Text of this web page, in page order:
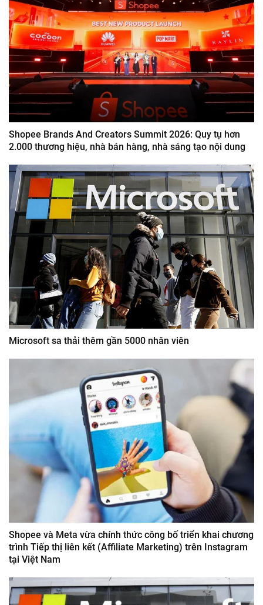
Shopee Brands And Creators Summit 2026: Quy tụ hơn
2.000 thương hiệu, nhà bán hàng, nhà sáng tạo nội dung
Microsoft sa thải thêm gần 5000 nhân viên
Shopee và Meta vừa chính thức công bố triển khai chương
trình Tiếp thị liên kết (Affiliate Marketing) trên Instagram
tại Việt Nam